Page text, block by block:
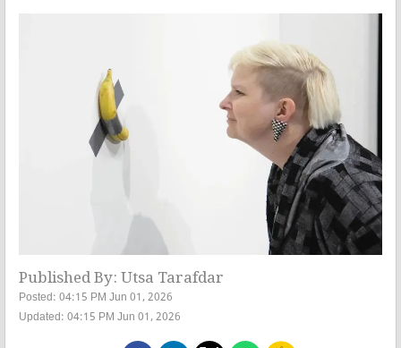
Published By: Utsa Tarafdar
Posted: 04:15 PM Jun 01, 2026
Updated: 04:15 PM Jun 01, 2026